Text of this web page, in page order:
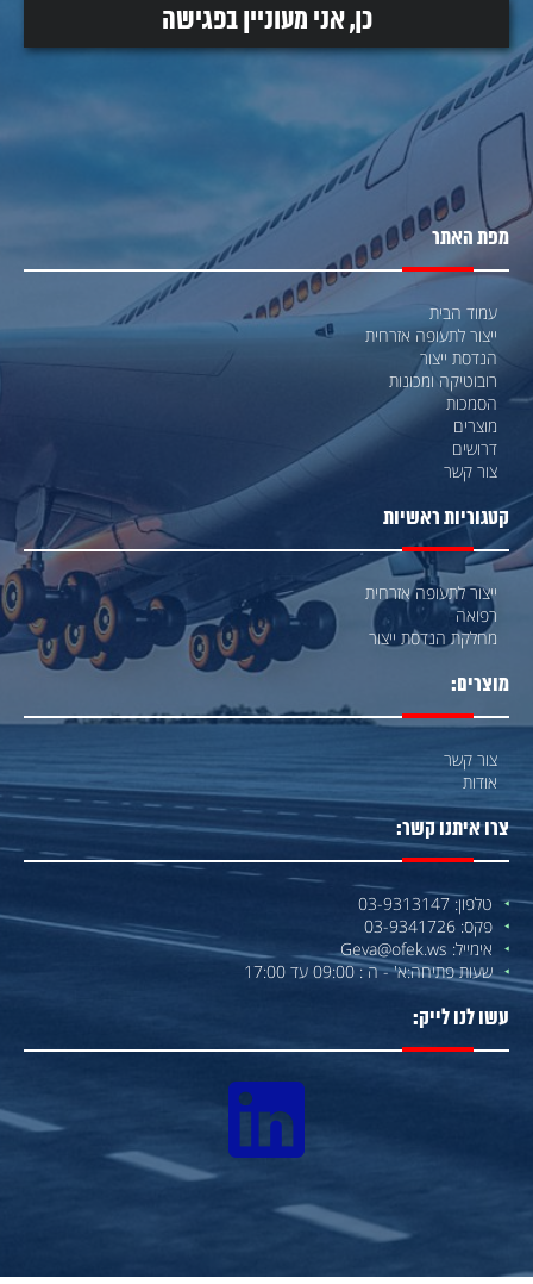
מפת האתר
עמוד הבית
ייצור לתעופה אזרחית
הנדסת ייצור
רובוטיקה ומכונות
הסמכות
מוצרים
דרושים
צור קשר
קטגוריות ראשיות
ייצור לתעופה אזרחית
רפואה
מחלקת הנדסת ייצור
מוצרים:
צור קשר
אודות
צרו איתנו קשר:
טלפון: 03-9313147
פקס: 03-9341726
אימייל: Geva@ofek.ws
שעות פתיחה:א' - ה : 09:00 עד 17:00
עשו לנו לייק: